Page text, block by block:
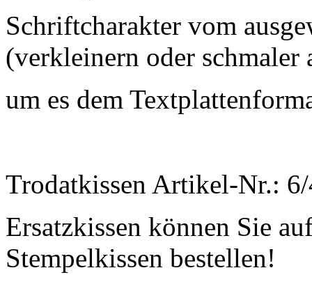
Schriftcharakter vom
(verkleinern oder schmaler
um es dem
Trodatkissen Artikel-Nr.:
Ersatzkissen können Sie
Stempelkissen bestellen!